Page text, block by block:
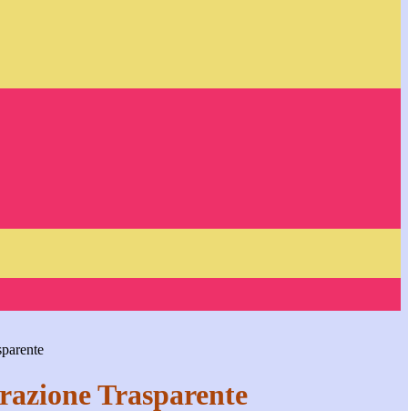
Trasparente